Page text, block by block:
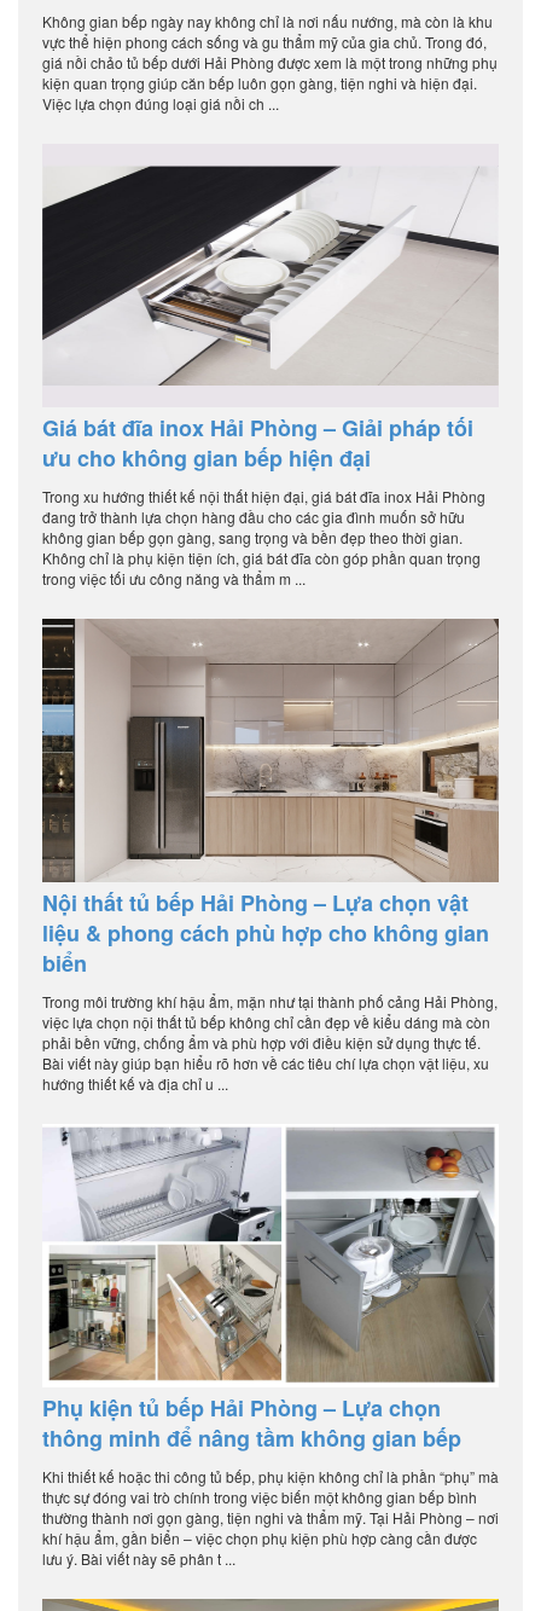
Không gian bếp ngày nay không chỉ là nơi nấu nướng, mà còn là khu
vực thể hiện phong cách sống và gu thẩm mỹ của gia chủ. Trong đó,
giá nồi chảo tủ bếp dưới Hải Phòng được xem là một trong những phụ
kiện quan trọng giúp căn bếp luôn gọn gàng, tiện nghi và hiện đại.
Việc lựa chọn đúng loại giá nồi ch ...
Giá bát đĩa inox Hải Phòng – Giải pháp tối
ưu cho không gian bếp hiện đại
Trong xu hướng thiết kế nội thất hiện đại, giá bát đĩa inox Hải Phòng
đang trở thành lựa chọn hàng đầu cho các gia đình muốn sở hữu
không gian bếp gọn gàng, sang trọng và bền đẹp theo thời gian.
Không chỉ là phụ kiện tiện ích, giá bát đĩa còn góp phần quan trọng
trong việc tối ưu công năng và thẩm m ...
Nội thất tủ bếp Hải Phòng – Lựa chọn vật
liệu & phong cách phù hợp cho không gian
biển
Trong môi trường khí hậu ẩm, mặn như tại thành phố cảng Hải Phòng,
việc lựa chọn nội thất tủ bếp không chỉ cần đẹp về kiểu dáng mà còn
phải bền vững, chống ẩm và phù hợp với điều kiện sử dụng thực tế.
Bài viết này giúp bạn hiểu rõ hơn về các tiêu chí lựa chọn vật liệu, xu
hướng thiết kế và địa chỉ u ...
Phụ kiện tủ bếp Hải Phòng – Lựa chọn
thông minh để nâng tầm không gian bếp
Khi thiết kế hoặc thi công tủ bếp, phụ kiện không chỉ là phần “phụ” mà
thực sự đóng vai trò chính trong việc biến một không gian bếp bình
thường thành nơi gọn gàng, tiện nghi và thẩm mỹ. Tại Hải Phòng – nơi
khí hậu ẩm, gần biển – việc chọn phụ kiện phù hợp càng cần được
lưu ý. Bài viết này sẽ phân t ...